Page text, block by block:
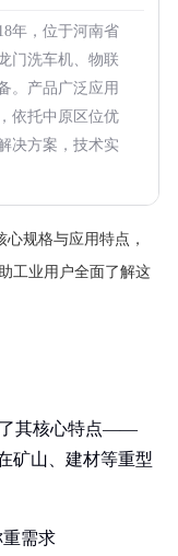
年，位于河南省
门洗车机、物联
。产品广泛应用
依托中原区位优
决方案，技术实
心规格与应用特点，
工业用户全面了解这
了其核心特点——
矿山、建材等重型
需求